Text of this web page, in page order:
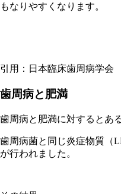
もなりやすくなります。
引用：日本臨床歯周病学会
歯周病と肥満
歯周病と肥満に対するとあ
歯周病菌と同じ炎症物質（
が行われました。